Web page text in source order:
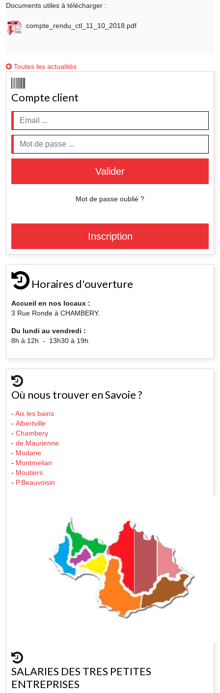
Documents utiles à télécharger :
compte_rendu_ctl_11_10_2018.pdf
Toutes les actualités
Compte client
Valider
Mot de passe oublié ?
Inscription
Horaires d'ouverture
Accueil en nos locaux :
3 Rue Ronde à CHAMBERY.
Du lundi au vendredi :
8h à 12h - 13h30 à 19h.
Où nous trouver en Savoie ?
- Aix les bains
- Albertville
- Chambery
- de.Maurienne
- Modane
- Montmelian
- Moutiers
- P.Beauvoisin
SALARIES DES TRES PETITES
ENTREPRISES